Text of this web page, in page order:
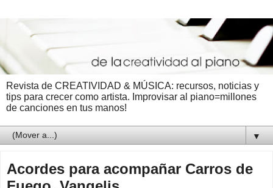
Revista de CREATIVIDAD & MÚSICA: recursos, noticias y
tips para crecer como artista. Improvisar al piano=millones
de canciones en tus manos!
▼
Acordes para acompañar Carros de